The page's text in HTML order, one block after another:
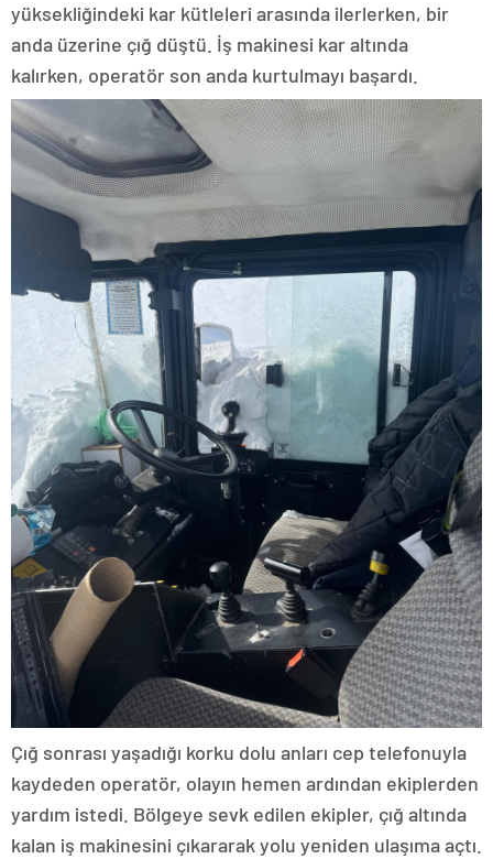
yüksekliğindeki kar kütleleri arasında ilerlerken, bir
anda üzerine çığ düştü. İş makinesi kar altında
kalırken, operatör son anda kurtulmayı başardı.
Çığ sonrası yaşadığı korku dolu anları cep telefonuyla
kaydeden operatör, olayın hemen ardından ekiplerden
yardım istedi. Bölgeye sevk edilen ekipler, çığ altında
kalan iş makinesini çıkararak yolu yeniden ulaşıma açtı.